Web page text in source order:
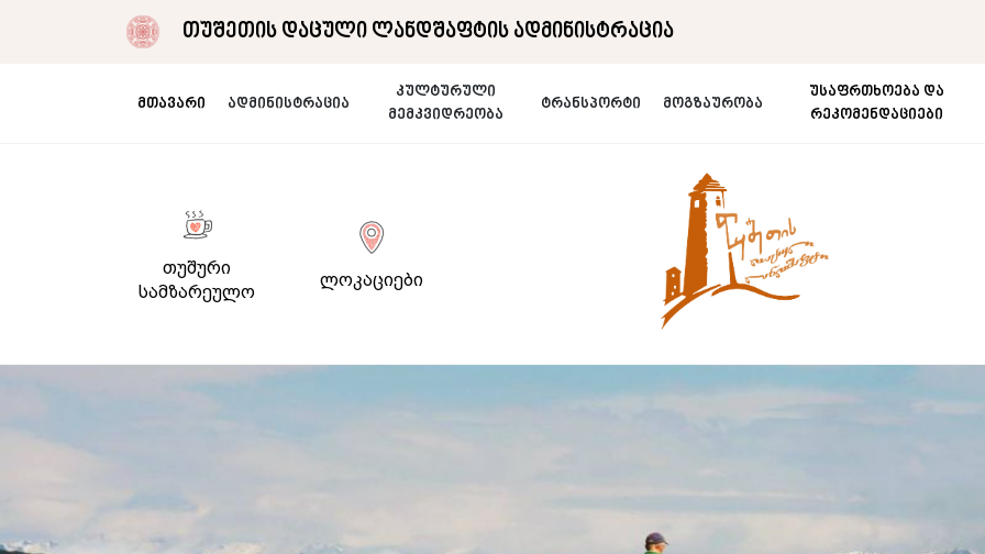
თუშეთის დაცული ლანდშაფტის ადმინისტრაცია
მთავარი ადმინისტრაცია
კულტურული
მემკვიდრეობა
ტრანსპორტი მოგზაურობა
უსაფრთხოება და
რეკომენდაციები
თუშური
სამზარეულო
ლოკაციები